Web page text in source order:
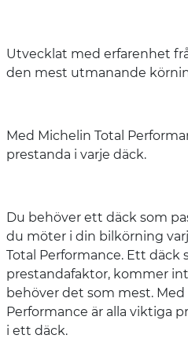
Utvecklat med erfarenhet
den mest utmanande
Med Michelin Total
prestanda i varje däck.
Du behöver ett däck som
du möter i din bilkörning
Total Performance. Ett däck
prestandafaktor, kommer
behöver det som mest. Med
Performance är alla viktiga
i ett däck.